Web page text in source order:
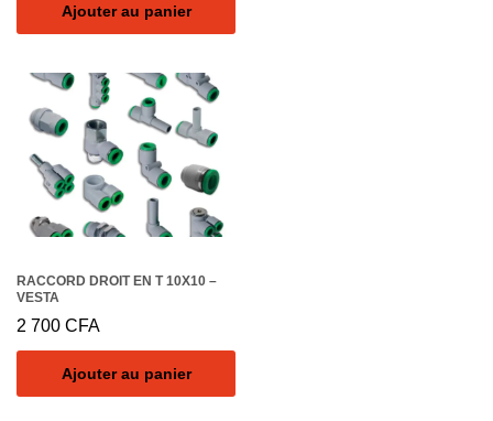
Ajouter au panier
RACCORD DROIT EN T 10X10 –
VESTA
2 700 CFA
Ajouter au panier